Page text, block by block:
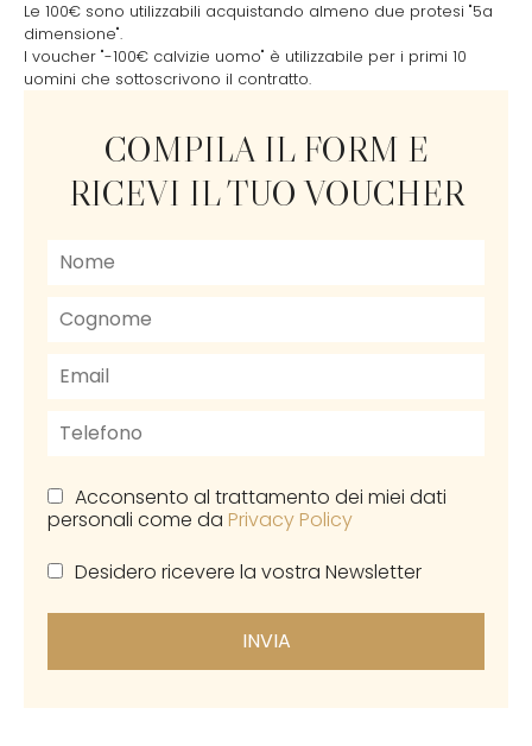
Le 100€ sono utilizzabili acquistando almeno due protesi "5a
dimensione".
I voucher "-100€ calvizie uomo" è utilizzabile per i primi 10
uomini che sottoscrivono il contratto.
COMPILA IL FORM E
RICEVI IL TUO VOUCHER
Acconsento al trattamento dei miei dati
personali come da Privacy Policy
Desidero ricevere la vostra Newsletter